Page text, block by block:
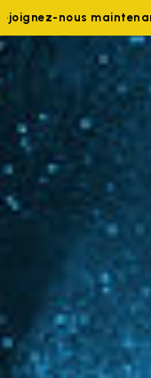
et obtenez 10